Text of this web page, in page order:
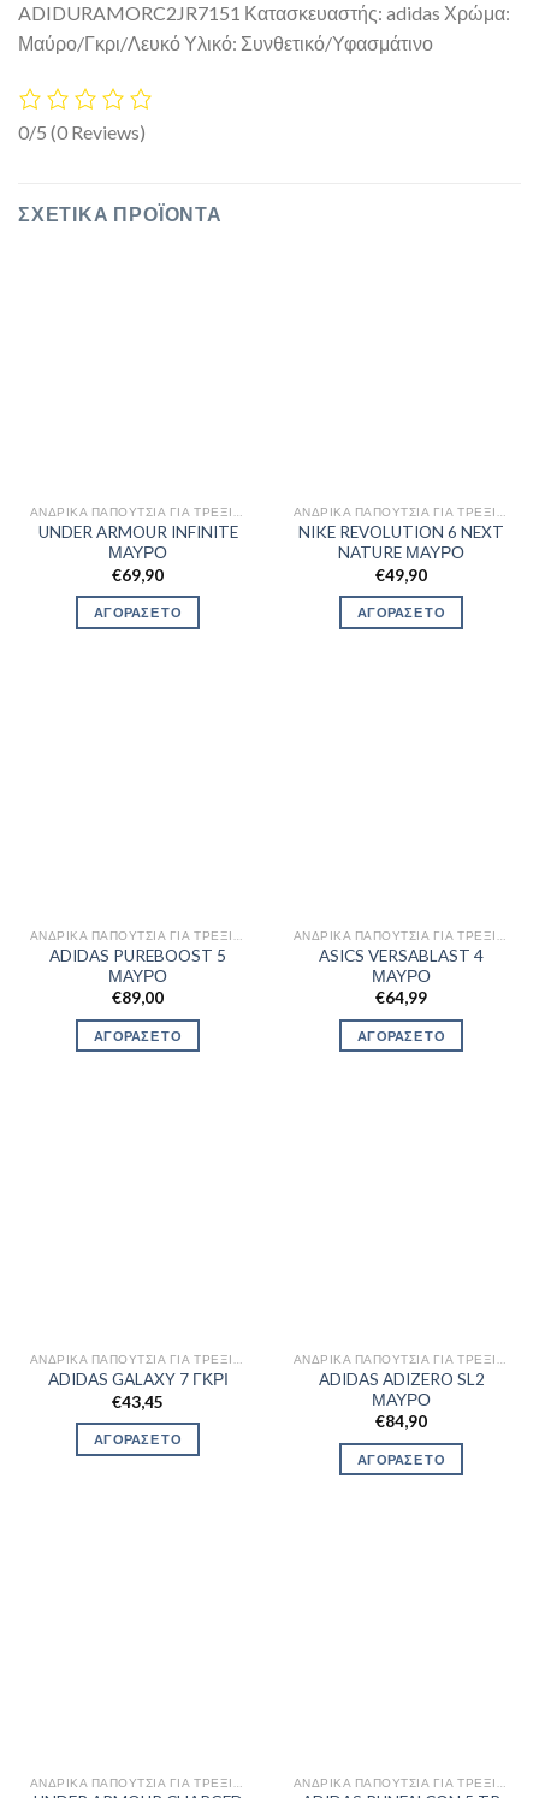
ADIDURAMORC2JR7151 Κατασκευαστής: adidas Χρώμα:
Μαύρο/Γκρι/Λευκό Υλικό: Συνθετικό/Υφασμάτινο
0/5 (0 Reviews)
ΣΧΕΤΙΚΆ ΠΡΟΪΌΝΤΑ
ΑΝΔΡΙΚΆ ΠΑΠΟΎΤΣΙΑ ΓΙΑ ΤΡΈΞΙΜΟ
UNDER ARMOUR INFINITE
ΜΑΥΡΟ
€69,90
ΑΓΟΡΑΣΕ ΤΟ
ΑΝΔΡΙΚΆ ΠΑΠΟΎΤΣΙΑ ΓΙΑ ΤΡΈΞΙΜΟ
NIKE REVOLUTION 6 NEXT
NATURE ΜΑΥΡΟ
€49,90
ΑΓΟΡΑΣΕ ΤΟ
ADIDAS PUREBOOST 5
ΜΑΥΡΟ
€89,00
ΑΓΟΡΑΣΕ ΤΟ
ASICS VERSABLAST 4
ΜΑΥΡΟ
€64,99
ΑΓΟΡΑΣΕ ΤΟ
ADIDAS GALAXY 7 ΓΚΡΙ
€43,45
ΑΓΟΡΑΣΕ ΤΟ
ADIDAS ADIZERO SL2
ΜΑΥΡΟ
€84,90
ΑΓΟΡΑΣΕ ΤΟ